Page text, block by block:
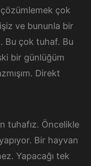
çok
ve bununla bir
Bu çok tuhaf. Bu
bir günlüğüm
Direkt
tuhafız. Öncelikle
Bir hayvan
Yapacağı tek